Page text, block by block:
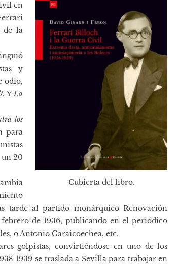
Cubierta del libro.
en
de la
y
odio,
YLa
los
para
un 20
tarde al partido monárquico Renovación
de 1936, publicando en el periódico
o Antonio Garaicoechea, etc.
golpistas, convirtiéndose en uno de los
1939 se traslada a Sevilla para trabajar en